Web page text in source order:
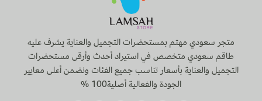
متجر سعودي مهتم بمستحضرات التجميل والعناية يشرف عليه
طاقم سعودي متخصص في استيراد أحدث وأرقى مستحضرات
التجميل والعناية بأسعار تناسب جميع الفئات ونضمن أعلى معايير
الجودة والفعالية أصلية100 %